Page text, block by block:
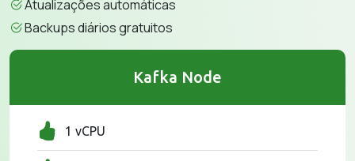
Atualizações automáticas
Backups diários gratuitos
Kafka Node
1 vCPU